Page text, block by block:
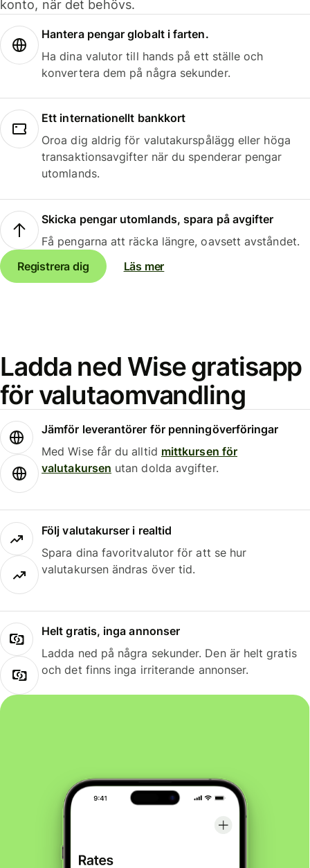
konto, när det behövs.
Hantera pengar globalt i farten.
Ha dina valutor till hands på ett ställe och
konvertera dem på några sekunder.
Ett internationellt bankkort
Oroa dig aldrig för valutakurspålägg eller höga
transaktionsavgifter när du spenderar pengar
utomlands.
Skicka pengar utomlands, spara på avgifter
Få pengarna att räcka längre, oavsett avståndet.
Registrera dig
Läs mer
Ladda ned Wise gratisapp
för valutaomvandling
Jämför leverantörer för penningöverföringar
Med Wise får du alltid mittkursen för
valutakursen utan dolda avgifter.
Följ valutakurser i realtid
Spara dina favoritvalutor för att se hur
valutakursen ändras över tid.
Helt gratis, inga annonser
Ladda ned på några sekunder. Den är helt gratis
och det finns inga irriterande annonser.